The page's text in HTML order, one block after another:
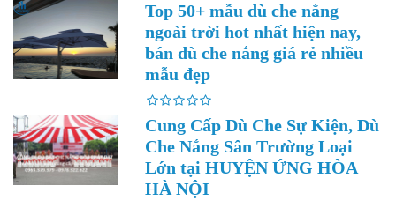
Top 50+ mẫu dù che nắng
ngoài trời hot nhất hiện nay,
bán dù che nắng giá rẻ nhiều
mẫu đẹp
Cung Cấp Dù Che Sự Kiện, Dù
Che Nắng Sân Trường Loại
Lớn tại HUYỆN ỨNG HÒA
HÀ NỘI